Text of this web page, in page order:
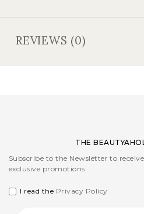
REVIEWS (0)
THE
Subscribe to the Newsletter to
exclusive promotions
I read the Privacy Policy